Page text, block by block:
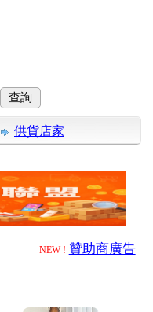
供貨店家
NEW ! 贊助商廣告